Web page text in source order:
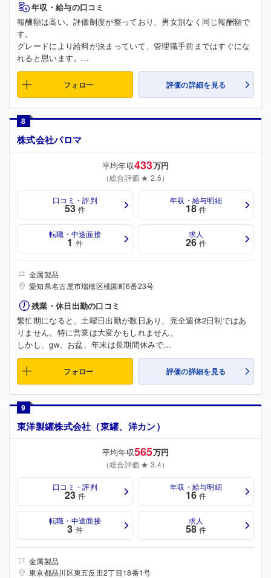
年収・給与の口コミ
報酬額は高い。評価制度が整っており、男女別なく同じ報酬額で
す。
グレードにより給料が決まっていて、管理職手前まではすぐにな
れると思います。...
フォロー 評価の詳細を見る
8
株式会社パロマ
平均年収433万円
（総合評価 ★ 2.6）
口コミ・評判
53 件
年収・給与明細
18 件
転職・中途面接
1 件
求人
26 件
金属製品
愛知県名古屋市瑞穂区桃園町6番23号
残業・休日出勤の口コミ
繁忙期になると、土曜日出勤が数日あり、完全週休2日制ではあ
りません。特に営業は大変かもしれません。
しかし、gw、お盆、年末は長期間休みで...
フォロー 評価の詳細を見る
9
東洋製罐株式会社（東罐、洋カン）
平均年収565万円
（総合評価 ★ 3.4）
口コミ・評判
23 件
年収・給与明細
16 件
転職・中途面接
3 件
求人
58 件
金属製品
東京都品川区東五反田2丁目18番1号